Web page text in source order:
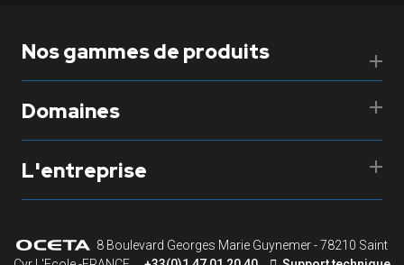
Nos gammes de produits
Domaines
L'entreprise
8 Boulevard Georges Marie Guynemer - 78210 Saint